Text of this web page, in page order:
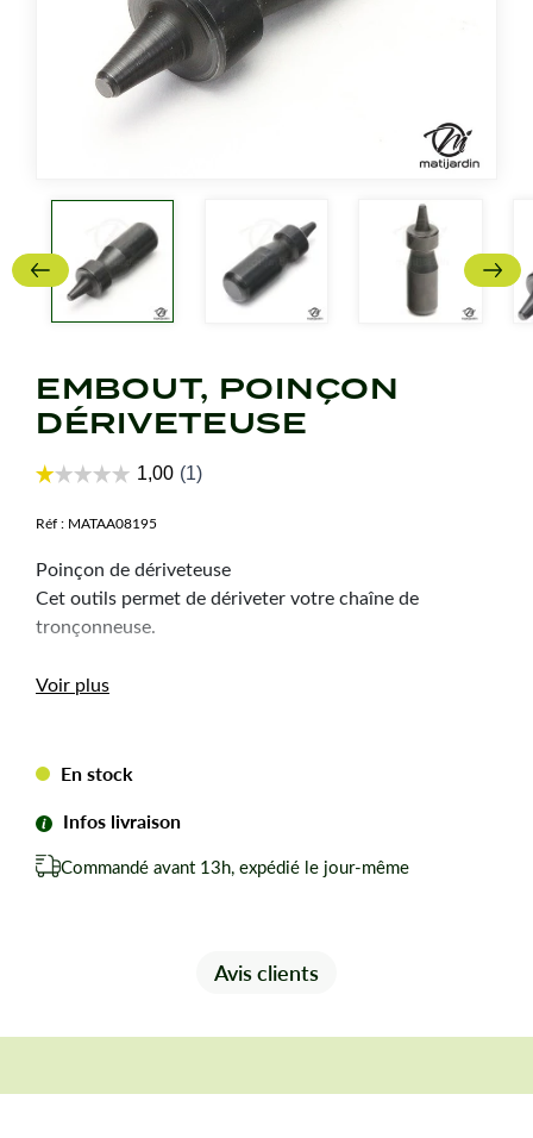
EMBOUT, POINÇON
DÉRIVETEUSE
Réf : MATAA08195
Poinçon de dériveteuse
Cet outils permet de dériveter votre chaîne de
tronçonneuse.
Voir plus
En stock
Infos livraison
Commandé avant 13h, expédié le jour-même
Avis clients